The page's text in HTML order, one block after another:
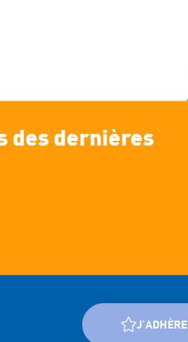
des dernières
J'ADHÈRE